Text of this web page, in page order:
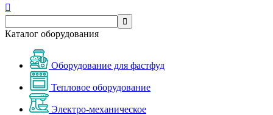


Каталог оборудования
Оборудование для фастфуд
Тепловое оборудование
Электро-механическое